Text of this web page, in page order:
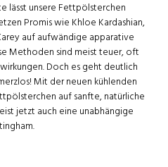
lässt unsere Fettpölsterchen
Promis wie Khloe Kardashian,
auf aufwändige apparative
Methoden sind meist teuer, oft
Doch es geht deutlich
Mit der neuen kühlenden
auf sanfte, natürliche
jetzt auch eine unabhängige